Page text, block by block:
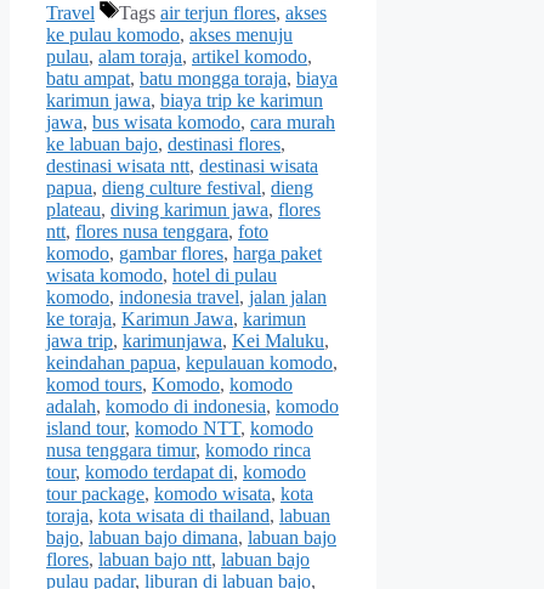
Travel
Tags air terjun flores, akses
ke pulau komodo, akses menuju
pulau, alam toraja, artikel komodo,
batu ampat, batu mongga toraja, biaya
karimun jawa, biaya trip ke karimun
jawa, bus wisata komodo, cara murah
ke labuan bajo, destinasi flores,
destinasi wisata ntt, destinasi wisata
papua, dieng culture festival, dieng
plateau, diving karimun jawa, flores
ntt, flores nusa tenggara, foto
komodo, gambar flores, harga paket
wisata komodo, hotel di pulau
komodo, indonesia travel, jalan jalan
ke toraja, Karimun Jawa, karimun
jawa trip, karimunjawa, Kei Maluku,
keindahan papua, kepulauan komodo,
komod tours, Komodo, komodo
adalah, komodo di indonesia, komodo
island tour, komodo NTT, komodo
nusa tenggara timur, komodo rinca
tour, komodo terdapat di, komodo
tour package, komodo wisata, kota
toraja, kota wisata di thailand, labuan
bajo, labuan bajo dimana, labuan bajo
flores, labuan bajo ntt, labuan bajo
pulau padar, liburan di labuan bajo,